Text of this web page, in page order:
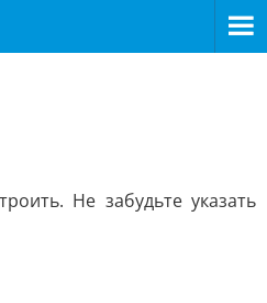
Не забудьте указать